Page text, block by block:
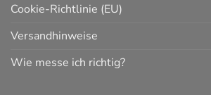
Cookie-Richtlinie (EU)
Versandhinweise
Wie messe ich richtig?